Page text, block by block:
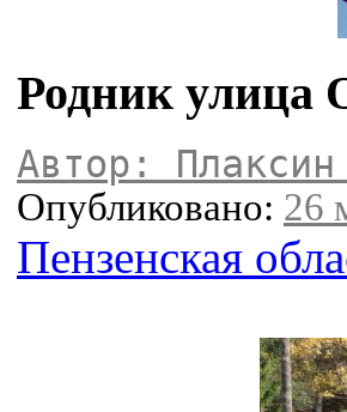
Родник улица
Автор: Плаксин
Опубликовано: 26
Пензенская